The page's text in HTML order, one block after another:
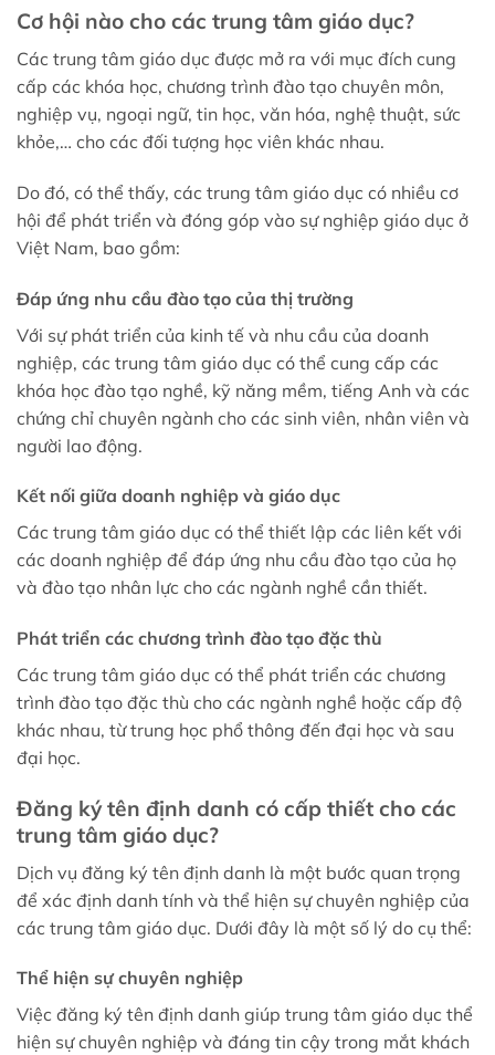
Cơ hội nào cho các trung tâm giáo dục?
Các trung tâm giáo dục được mở ra với mục đích cung
cấp các khóa học, chương trình đào tạo chuyên môn,
nghiệp vụ, ngoại ngữ, tin học, văn hóa, nghệ thuật, sức
khỏe,… cho các đối tượng học viên khác nhau.
Do đó, có thể thấy, các trung tâm giáo dục có nhiều cơ
hội để phát triển và đóng góp vào sự nghiệp giáo dục ở
Việt Nam, bao gồm:
Đáp ứng nhu cầu đào tạo của thị trường
Với sự phát triển của kinh tế và nhu cầu của doanh
nghiệp, các trung tâm giáo dục có thể cung cấp các
khóa học đào tạo nghề, kỹ năng mềm, tiếng Anh và các
chứng chỉ chuyên ngành cho các sinh viên, nhân viên và
người lao động.
Kết nối giữa doanh nghiệp và giáo dục
Các trung tâm giáo dục có thể thiết lập các liên kết với
các doanh nghiệp để đáp ứng nhu cầu đào tạo của họ
và đào tạo nhân lực cho các ngành nghề cần thiết.
Phát triển các chương trình đào tạo đặc thù
Các trung tâm giáo dục có thể phát triển các chương
trình đào tạo đặc thù cho các ngành nghề hoặc cấp độ
khác nhau, từ trung học phổ thông đến đại học và sau
đại học.
Đăng ký tên định danh có cấp thiết cho các
trung tâm giáo dục?
Dịch vụ đăng ký tên định danh là một bước quan trọng
để xác định danh tính và thể hiện sự chuyên nghiệp của
các trung tâm giáo dục. Dưới đây là một số lý do cụ thể:
Thể hiện sự chuyên nghiệp
Việc đăng ký tên định danh giúp trung tâm giáo dục thể
hiện sự chuyên nghiệp và đáng tin cậy trong mắt khách